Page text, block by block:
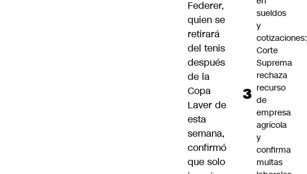
Federer,
quien se
retirará
del tenis
después
de la
Copa
Laver de
esta
semana,
confirmó
que solo
sueldos
y
cotizaciones:
Corte
Suprema
rechaza
recurso
de
empresa
agrícola
y
confirma
multas